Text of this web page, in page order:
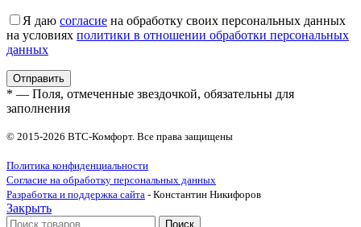
Я даю согласие на обработку своих персональных данных
на условиях политики в отношении обработки персональных
данных
* — Поля, отмеченные звездочкой, обязательны для
заполнения
© 2015-2026 ВТС-Комфорт. Все права защищены
Политика конфиденциальности
Согласие на обработку персональных данных
Разработка и поддержка сайта - Константин Никифоров
Закрыть
Поиск